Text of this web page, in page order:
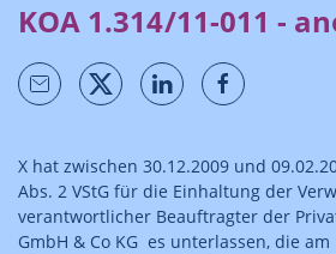
KOA 1.314/11-011 -
X hat zwischen 30.12.2009 und
Abs. 2 VStG für die Einhaltung der
verantwortlicher Beauftragter der
GmbH & Co KG es unterlassen, die